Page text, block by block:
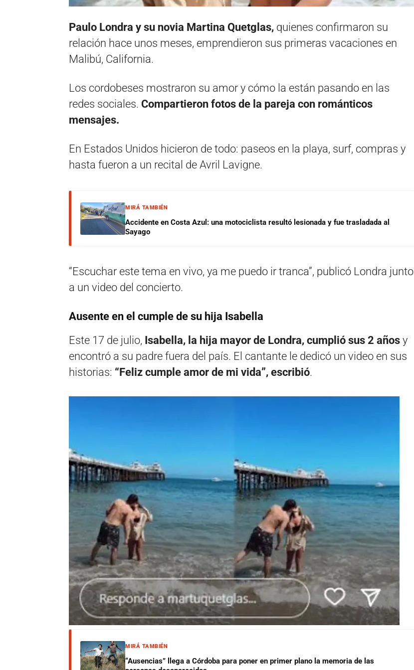
Paulo Londra y su novia Martina Quetglas, quienes confirmaron su
relación hace unos meses, emprendieron sus primeras vacaciones en
Malibú, California.
Los cordobeses mostraron su amor y cómo la están pasando en las
redes sociales. Compartieron fotos de la pareja con románticos
mensajes.
En Estados Unidos hicieron de todo: paseos en la playa, surf, compras y
hasta fueron a un recital de Avril Lavigne.
MIRÁ TAMBIÉN
Accidente en Costa Azul: una motociclista resultó lesionada y fue trasladada al
Sayago
“Escuchar este tema en vivo, ya me puedo ir tranca”, publicó Londra junto
a un video del concierto.
Ausente en el cumple de su hija Isabella
Este 17 de julio, Isabella, la hija mayor de Londra, cumplió sus 2 años y
encontró a su padre fuera del país. El cantante le dedicó un video en sus
historias: “Feliz cumple amor de mi vida”, escribió.
MIRÁ TAMBIÉN
“Ausencias” llega a Córdoba para poner en primer plano la memoria de las